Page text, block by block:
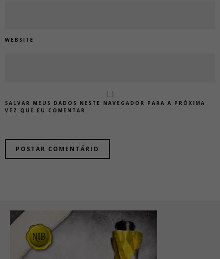
WEBSITE
SALVAR MEUS DADOS NESTE NAVEGADOR PARA A PRÓXIMA
VEZ QUE EU COMENTAR.